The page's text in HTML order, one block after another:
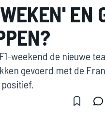
EN
weekend de nieuwe
gevoerd met de